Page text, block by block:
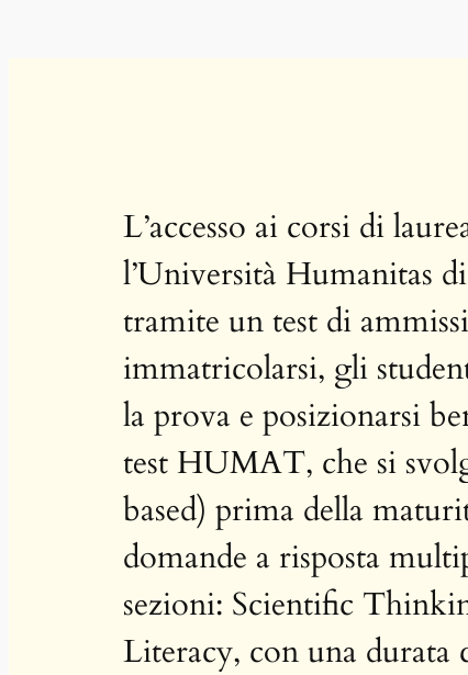
L’accesso ai corsi di
l’Università Humanitas
tramite un test di
immatricolarsi, gli
la prova e posizionarsi
test HUMAT, che si
based) prima della
domande a risposta
sezioni: Scientific
Literacy, con una durata